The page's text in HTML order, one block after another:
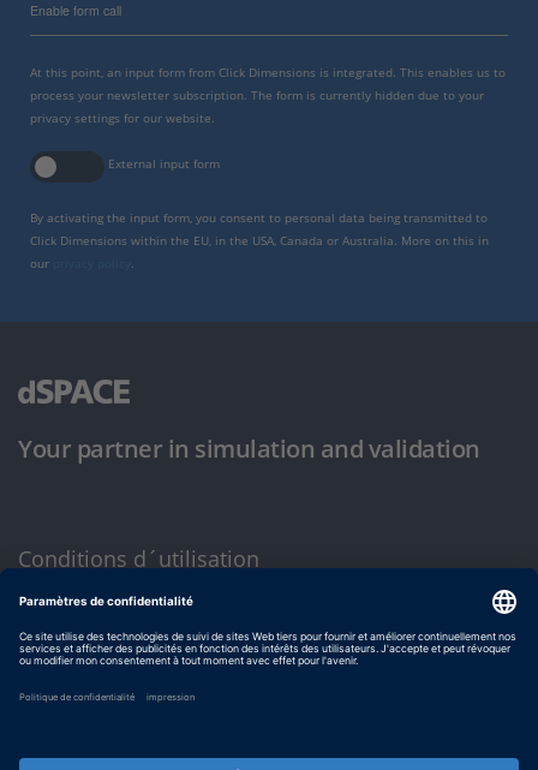
Enable form call
At this point, an input form from Click Dimensions is integrated. This enables us to
process your newsletter subscription. The form is currently hidden due to your
privacy settings for our website.
External input form
By activating the input form, you consent to personal data being transmitted to
Click Dimensions within the EU, in the USA, Canada or Australia. More on this in
our
.
Your partner in simulation and validation
Conditions d´utilisation
Politique de confidentialité
Mentions légales et conditions générales